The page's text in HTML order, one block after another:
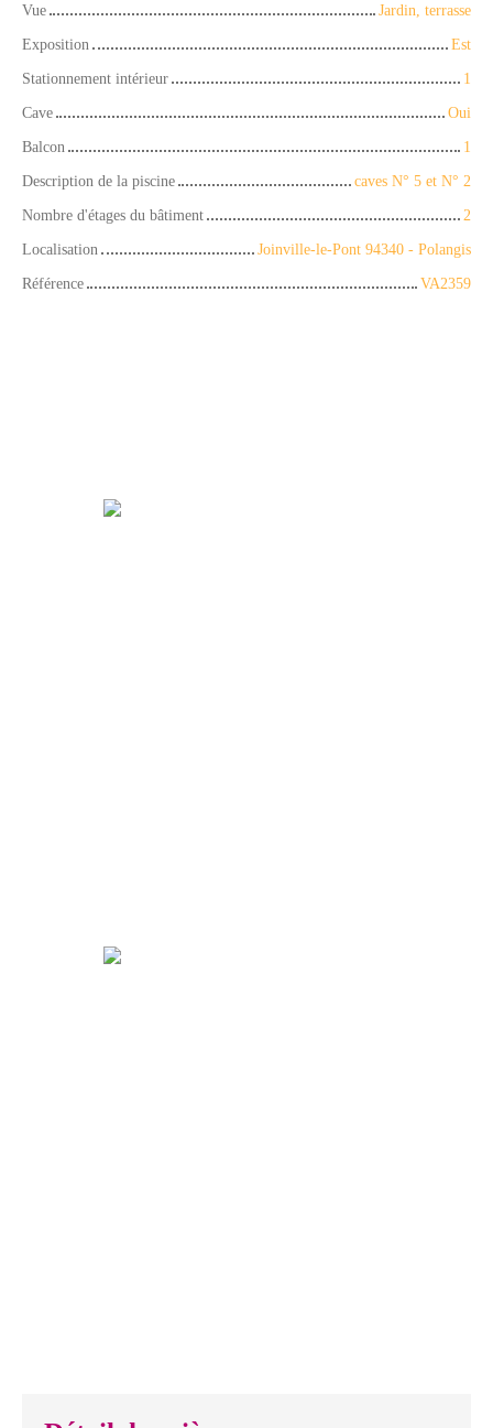
Vue
Jardin, terrasse
Exposition
Est
Stationnement intérieur
1
Cave
Oui
Balcon
1
Description de la piscine
caves N° 5 et N° 2
Nombre d'étages du bâtiment
2
Localisation
Joinville-le-Pont 94340 - Polangis
Référence
VA2359